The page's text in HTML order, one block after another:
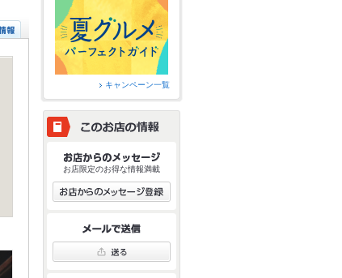
キャンペーン一覧
お店限定のお得な情報満載